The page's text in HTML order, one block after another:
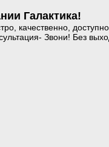
Галактика!
качественно,
Звони! Без